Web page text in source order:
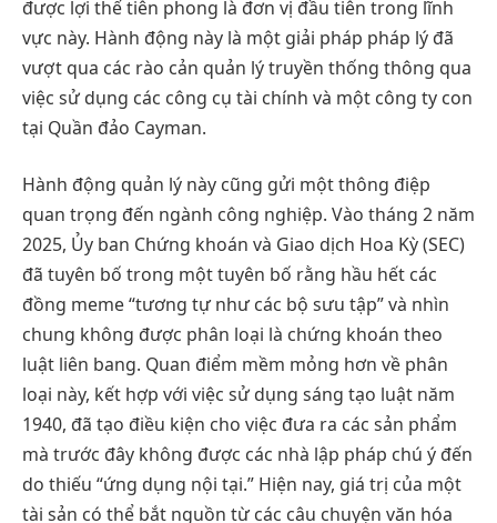
được lợi thế tiên phong là đơn vị đầu tiên trong lĩnh
vực này. Hành động này là một giải pháp pháp lý đã
vượt qua các rào cản quản lý truyền thống thông qua
việc sử dụng các công cụ tài chính và một công ty con
tại Quần đảo Cayman.
Hành động quản lý này cũng gửi một thông điệp
quan trọng đến ngành công nghiệp. Vào tháng 2 năm
2025, Ủy ban Chứng khoán và Giao dịch Hoa Kỳ (SEC)
đã tuyên bố trong một tuyên bố rằng hầu hết các
đồng meme “tương tự như các bộ sưu tập” và nhìn
chung không được phân loại là chứng khoán theo
luật liên bang. Quan điểm mềm mỏng hơn về phân
loại này, kết hợp với việc sử dụng sáng tạo luật năm
1940, đã tạo điều kiện cho việc đưa ra các sản phẩm
mà trước đây không được các nhà lập pháp chú ý đến
do thiếu “ứng dụng nội tại.” Hiện nay, giá trị của một
tài sản có thể bắt nguồn từ các câu chuyện văn hóa